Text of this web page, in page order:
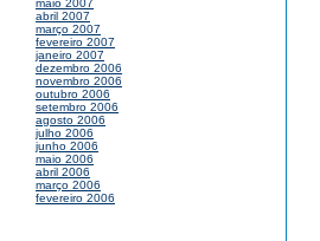
maio 2007
abril 2007
março 2007
fevereiro 2007
janeiro 2007
dezembro 2006
novembro 2006
outubro 2006
setembro 2006
agosto 2006
julho 2006
junho 2006
maio 2006
abril 2006
março 2006
fevereiro 2006